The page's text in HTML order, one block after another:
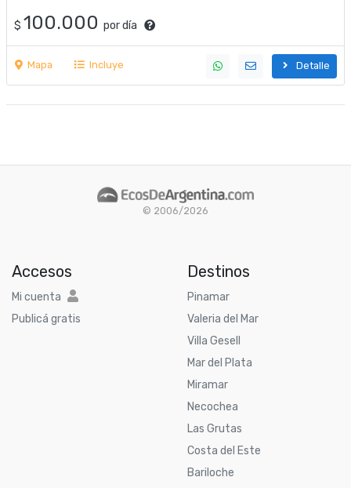
$ 100.000 por día
Mapa Incluye Detalle
© 2006/2026
Accesos
Mi cuenta
Publicá gratis
Destinos
Pinamar
Valeria del Mar
Villa Gesell
Mar del Plata
Miramar
Necochea
Las Grutas
Costa del Este
Bariloche